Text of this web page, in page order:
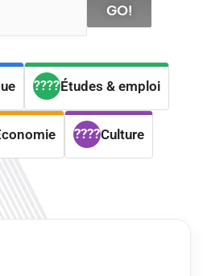
GO!
Études & emploi
Culture